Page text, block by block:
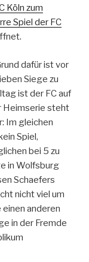
Köln zum
Spiel der FC
dafür ist vor
Siege zu
ist der FC auf
Heimserie steht
Im gleichen
Spiel,
bei 5 zu
in Wolfsburg
Schaefers
nicht viel um
anderen
in der Fremde